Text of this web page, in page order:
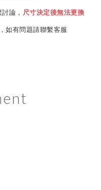
論， 尺寸決定後無法更換
如有問題請聯繫客服